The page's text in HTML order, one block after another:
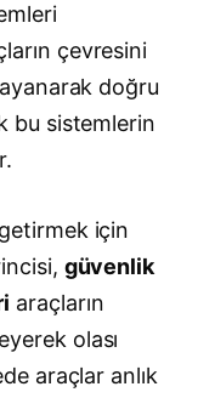
çevresini
doğru
bu sistemlerin
için
güvenlik
araçların
olası
araçlar anlık